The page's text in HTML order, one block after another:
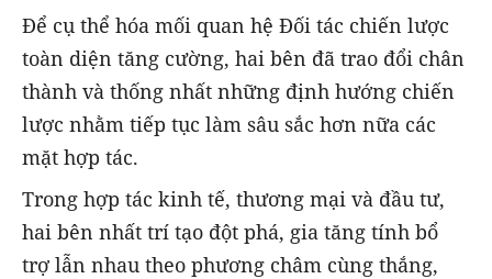
Để cụ thể hóa mối quan hệ Đối tác chiến lược
toàn diện tăng cường, hai bên đã trao đổi chân
thành và thống nhất những định hướng chiến
lược nhằm tiếp tục làm sâu sắc hơn nữa các
mặt hợp tác.
Trong hợp tác kinh tế, thương mại và đầu tư,
hai bên nhất trí tạo đột phá, gia tăng tính bổ
trợ lẫn nhau theo phương châm cùng thắng,